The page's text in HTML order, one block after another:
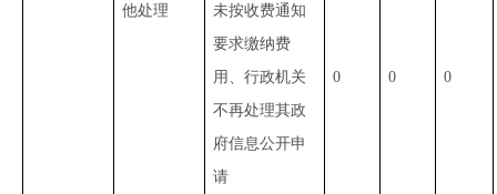
他处理
未按收费通知
要求缴纳费
用、行政机关
不再处理其政
府信息公开申
请
0 0 0